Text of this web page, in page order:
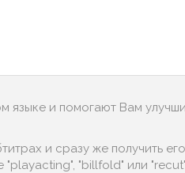
языке и помогают Вам
и сразу же получить его
"billfold" или